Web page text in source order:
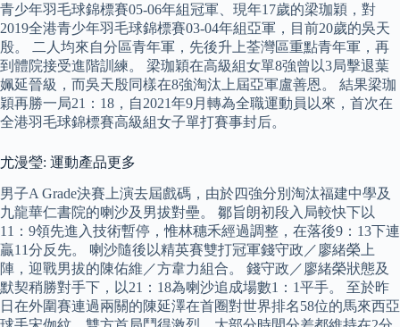
青少年羽毛球錦標賽05-06年組冠軍、現年17歲的梁珈穎，對
2019全港青少年羽毛球錦標賽03-04年組亞軍，目前20歲的吳天
殷。 二人均來自分區青年軍，先後升上荃灣區重點青年軍，再
到體院接受進階訓練。 梁珈穎在高級組女單8強曾以3局擊退葉
姵延晉級，而吳天殷同樣在8強淘汰上屆亞軍盧善恩。 結果梁珈
穎再勝一局21：18，自2021年9月轉為全職運動員以來，首次在
全港羽毛球錦標賽高級組女子單打賽事封后。
尤漫瑩: 運動產品更多
男子A Grade決賽上演去屆戲碼，由於四強分別淘汰福建中學及
九龍華仁書院的喇沙及男拔對壘。 鄒旨朗初段入局較快下以
11：9領先進入技術暫停，惟林穗禾經過調整，在落後9：13下連
贏11分反先。 喇沙隨後以精英賽雙打冠軍錢守政／廖緒榮上
陣，迎戰男拔的陳佑維／方韋力組合。 錢守政／廖緒榮狀態及
默契稍勝對手下，以21：18為喇沙追成場數1：1平手。 至於昨
日在外圍賽連過兩關的陳延澤在首圈對世界排名58位的馬來西亞